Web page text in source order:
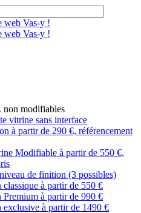
modifiables
vitrine sans interface
à partir de 290 €, référencement
Modifiable à partir de 550 €,
de finition (3 possibles)
à partir de 550 €
à partir de 990 €
à partir de 1490 €